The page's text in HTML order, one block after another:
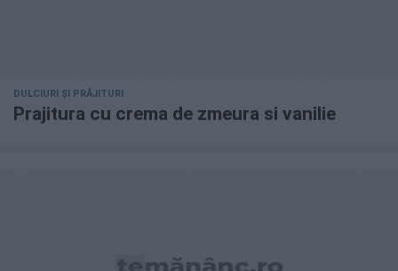
DULCIURI ȘI PRĂJITURI
Prajitura cu crema de zmeura si vanilie